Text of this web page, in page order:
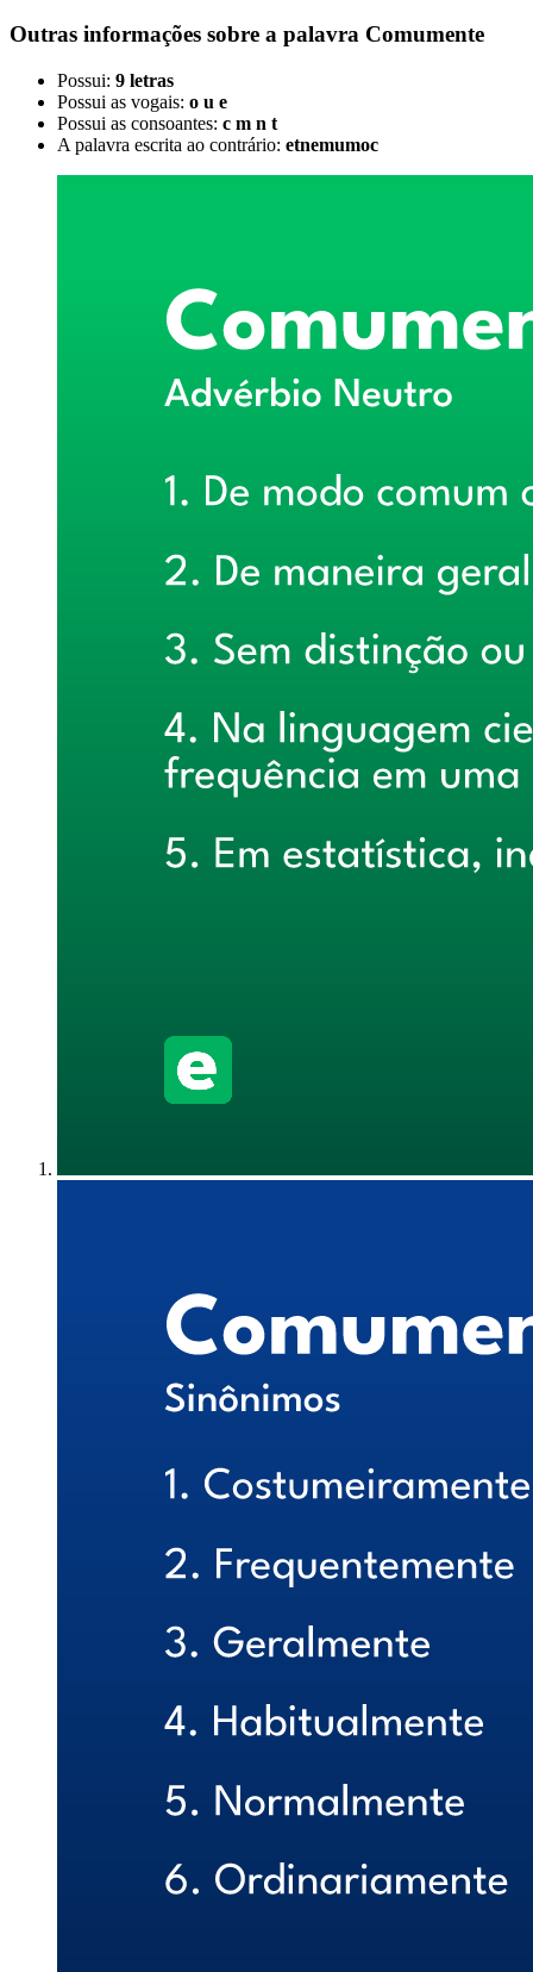
Outras informações sobre a palavra Comumente
Possui: 9 letras
Possui as vogais: o u e
Possui as consoantes: c m n t
A palavra escrita ao contrário: etnemumoc